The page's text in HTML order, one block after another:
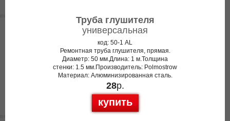
Труба глушителя
универсальная
код: 50-1 AL
Ремонтная труба глушителя, прямая.
Диаметр: 50 мм.Длина: 1 м.Толщина
стенки: 1.5 мм.Производитель: Polmostrow
Материал: Алюминизированная сталь.
28р.
купить